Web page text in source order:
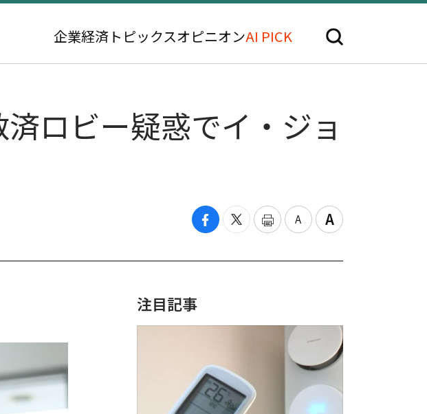
企業経済 トピックスオピニオンAI PICK
ロビー疑惑でイ・ジョ
注目記事